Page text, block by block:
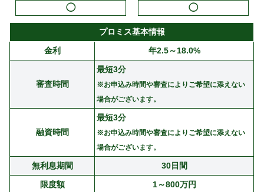
◯ ◯
プロミス基本情報
金利
年2.5～18.0%
審査時間
最短3分
※お申込み時間や審査によりご希望に添えない
場合がございます。
融資時間
最短3分
※お申込み時間や審査によりご希望に添えない
場合がございます。
無利息期間
30日間
限度額
1～800万円